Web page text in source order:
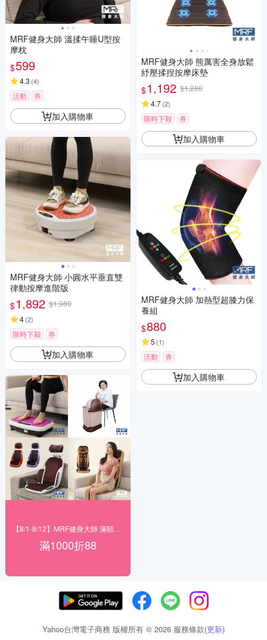
MRF健身大師 溫揉午睡U型按
摩枕
$599
4.3 (4)
活動 券
加入購物車
MRF健身大師 ⼩圓⽔平垂直雙
律動按摩進階版
$1,892 $1,980
4(2)
限時下殺 券
加入購物車
滿1000折88
MRF健身大師 熊厲害全身放鬆
紓壓揉捏按摩床墊
$1,192 $1,280
4.7(2)
限時下殺 券
加入購物車
MRF健身大師 加熱型超膝力保
養組
$880
5 (1)
活動 券
加入購物車
Yahoo台灣電子商務 版權所有 © 2026 服務條款(更新)